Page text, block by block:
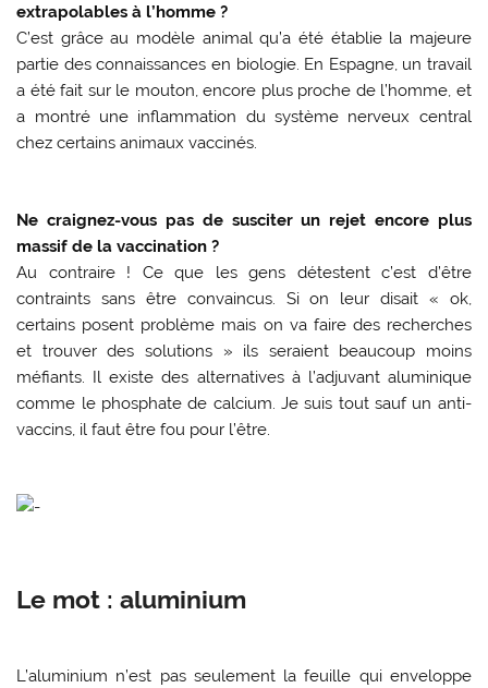
extrapolables à l’homme ?
C’est grâce au modèle animal qu’a été établie la majeure
partie des connaissances en biologie. En Espagne, un travail
a été fait sur le mouton, encore plus proche de l’homme, et
a montré une inflammation du système nerveux central
chez certains animaux vaccinés.
Ne craignez-vous pas de susciter un rejet encore plus
massif de la vaccination ?
Au contraire ! Ce que les gens détestent c’est d’être
contraints sans être convaincus. Si on leur disait « ok,
certains posent problème mais on va faire des recherches
et trouver des solutions » ils seraient beaucoup moins
méfiants. Il existe des alternatives à l’adjuvant aluminique
comme le phosphate de calcium. Je suis tout sauf un anti-
vaccins, il faut être fou pour l’être.
Le mot : aluminium
L’aluminium n’est pas seulement la feuille qui enveloppe